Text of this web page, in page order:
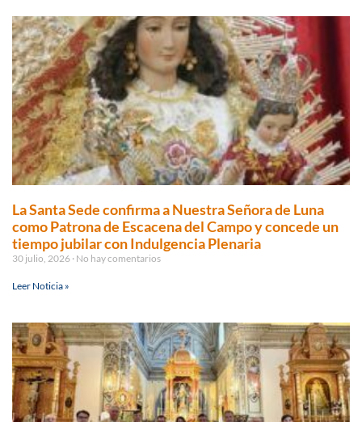
La Santa Sede confirma a Nuestra Señora de Luna
como Patrona de Escacena del Campo y concede un
tiempo jubilar con Indulgencia Plenaria
30 julio, 2026 No hay comentarios
Leer Noticia »